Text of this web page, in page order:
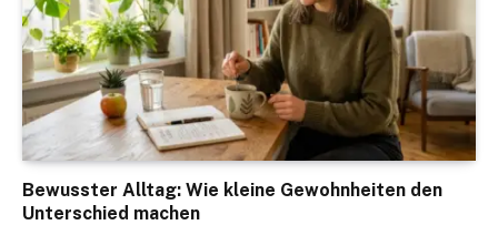
Bewusster Alltag: Wie kleine Gewohnheiten den
Unterschied machen